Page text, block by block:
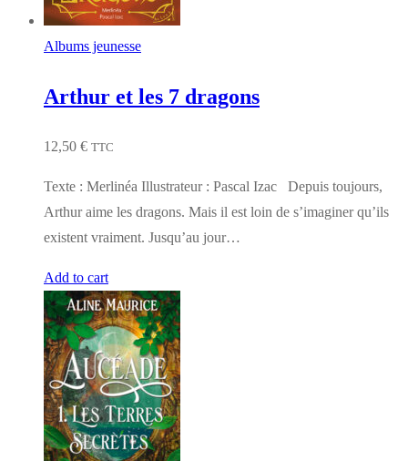
Albums jeunesse
Arthur et les 7 dragons
12,50 € TTC
Texte : Merlinéa Illustrateur : Pascal Izac Depuis toujours,
Arthur aime les dragons. Mais il est loin de s’imaginer qu’ils
existent vraiment. Jusqu’au jour…
Add to cart